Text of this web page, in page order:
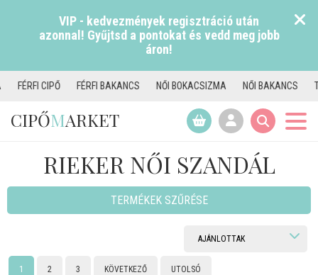
VIP - kedvezmények regisztráció után
azonnal! Gyűjtsd a pontokat és vedd meg jobb
áron!
NŐI BOKACSIZMA NŐI BAKANCS TAMARIS CSIZMA
CIPŐMARKET
RIEKER NŐI SZANDÁL
TERMÉKEK SZŰRÉSE
1 2 3 KÖVETKEZŐ UTOLSÓ